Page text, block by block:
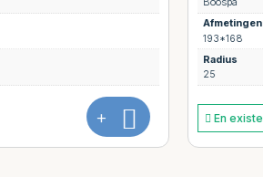
En existencia